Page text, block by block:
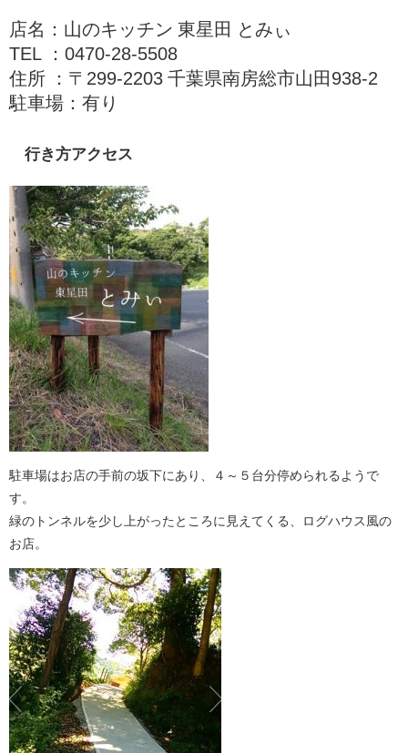
店名：山のキッチン 東星田 とみぃ
TEL ：0470-28-5508
住所 ：〒299-2203 千葉県南房総市山田938-2
駐車場：有り
行き方アクセス
駐車場はお店の手前の坂下にあり、４～５台分停められるようで
す。
緑のトンネルを少し上がったところに見えてくる、ログハウス風の
お店。